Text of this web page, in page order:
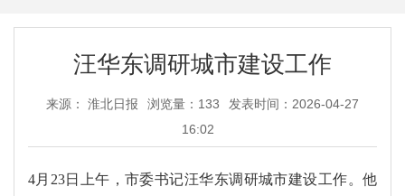
汪华东调研城市建设工作
来源： 淮北日报 浏览量： 133
发表时间：2026-04-27
16:02
4月23日上午，市委书记汪华东调研城市建设工作。他